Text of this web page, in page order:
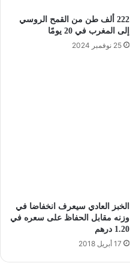
222 ألف طن من القمح الروسي
إلى المغرب في 20 يومًا
25 نوفمبر 2024
الخبز العادي سيعرف انخفاضا في
وزنه مقابل الحفاظ على سعره في
1.20 درهم
17 أبريل 2018